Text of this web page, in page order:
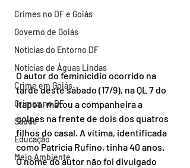
Crimes no DF e Goiás
Governo de Goiás
Notícias do Entorno DF
Notícias de Águas Lindas
Crime em Goiás
Crimes no DF
Saúde
Educação
Meio Ambiente
O autor do feminicídio ocorrido na
tarde deste sábado (17/9), na QL 7 do
Itapoã, matou a companheira a
golpes na frente de dois dos quatros
filhos do casal. A vítima, identificada
como Patrícia Rufino, tinha 40 anos.
O nome do autor não foi divulgado